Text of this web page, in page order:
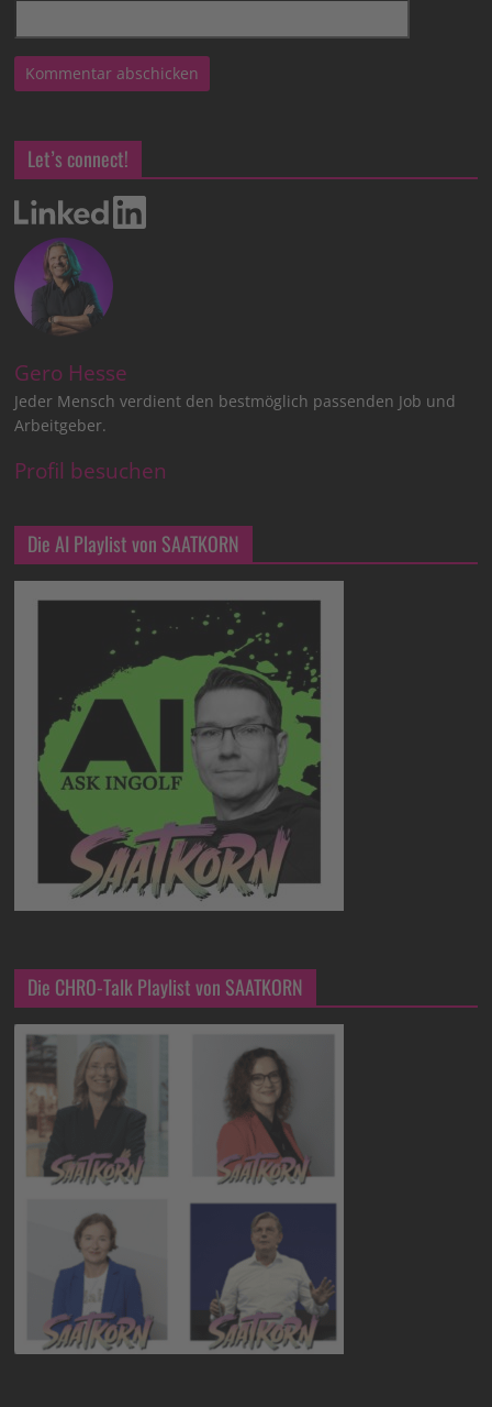
Let’s connect!
Gero Hesse
Jeder Mensch verdient den bestmöglich passenden Job und
Arbeitgeber.
Profil besuchen
Die AI Playlist von SAATKORN
Die CHRO-Talk Playlist von SAATKORN